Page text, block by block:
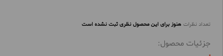
تعداد نظرات هنوز برای این محصول نظری ثبت نشده است
جزئیات محصول: